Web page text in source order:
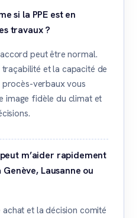
si la PPE est en
travaux ?
peut être normal.
et la capacité de
procès-verbaux vous
image fidèle du climat et
m’aider rapidement
Lausanne ou
et la décision comité